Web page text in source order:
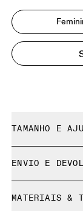
TAMANHO E
Guia de
ENVIO E
Devolução
MATERIAIS &